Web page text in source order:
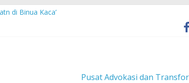
di Binua Kaca’
Rugun, Ketemenggungan Jalai Lintang
Pusat Advokasi dan